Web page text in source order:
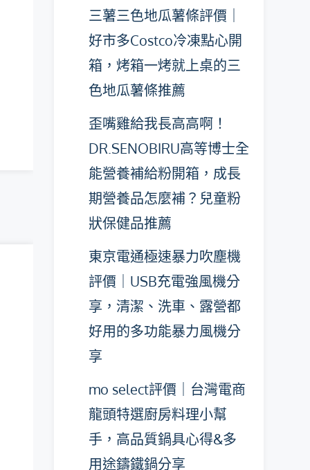
三薯三色地瓜薯條評價｜
好市多Costco冷凍點心開
箱，烤箱一烤就上桌的三
色地瓜薯條推薦
歪嘴雞給我長高高啊！
DR.SENOBIRU高等博士全
能營養補給粉開箱，成長
期營養品怎麼補？兒童粉
狀保健品推薦
東京電通極速暴力吹塵機
評價｜USB充電強風機分
享，清潔、洗車、露營都
好用的多功能暴力風機分
享
mo select評價｜台灣電商
龍頭特選廚房料理小幫
手，高品質鍋具心得&多
用途鑄鐵鍋分享